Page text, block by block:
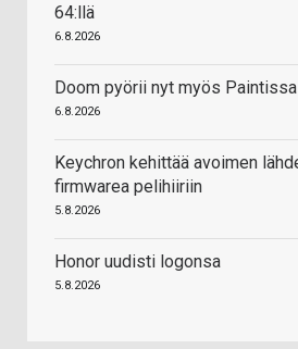
64:llä
6.8.2026
Doom pyörii nyt myös Paintissa
6.8.2026
Keychron kehittää avoimen
firmwarea pelihiiriin
5.8.2026
Honor uudisti logonsa
5.8.2026